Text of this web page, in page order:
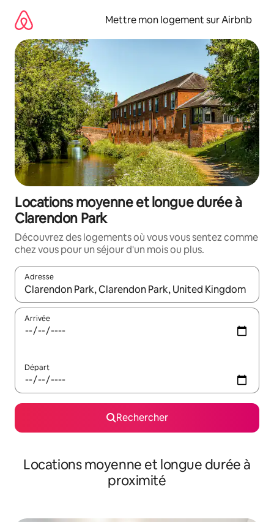
directement
contenu
Mettre mon logement sur Airbnb
Locations moyenne et longue durée à
Clarendon Park
Découvrez des logements où vous vous sentez comme
chez vous pour un séjour d'un mois ou plus.
Adresse
Lorsque les résultats s'affichent, utilisez les flèches vers le
Arrivée
Départ
Rechercher
Locations moyenne et longue durée à
proximité